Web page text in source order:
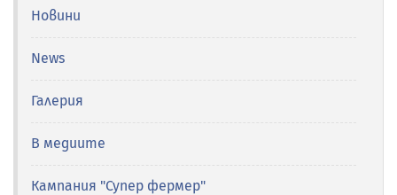
Новини
News
Галерия
В медиите
Кампания "Супер фермер"